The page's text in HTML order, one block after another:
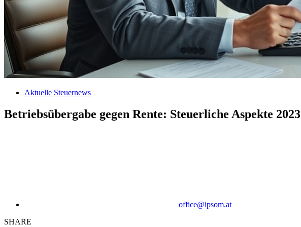
Aktuelle Steuernews
Betriebsübergabe gegen Rente: Steuerliche Aspekte 2023
office@ipsom.at
SHARE